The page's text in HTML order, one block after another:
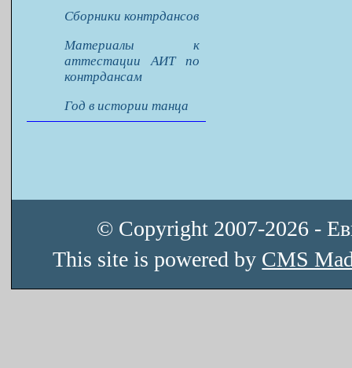
Сборники контрдансов
Материалы к
аттестации АИТ по
контрдансам
Год в истории танца
© Copyright 2007-2026 -
This site is powered by CMS